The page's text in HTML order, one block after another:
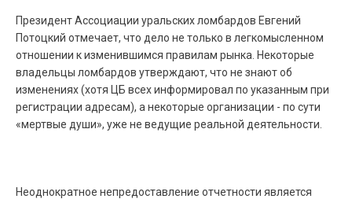
Президент Ассоциации уральских ломбардов Евгений
Потоцкий отмечает, что дело не только в легкомысленном
отношении к изменившимся правилам рынка. Некоторые
владельцы ломбардов утверждают, что не знают об
изменениях (хотя ЦБ всех информировал по указанным при
регистрации адресам), а некоторые организации - по сути
«мертвые души», уже не ведущие реальной деятельности.
Неоднократное непредоставление отчетности является